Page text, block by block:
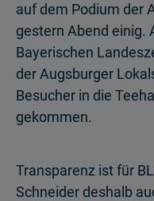
auf dem Podium der
gestern Abend einig.
Bayerischen
der Augsburger
Besucher in die
gekommen.
Transparenz ist für
Schneider deshalb